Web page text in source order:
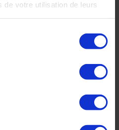
de votre utilisation de leurs